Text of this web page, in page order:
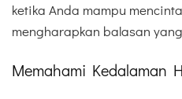
ketika Anda mampu
mengharapkan balasan
Memahami Kedalaman